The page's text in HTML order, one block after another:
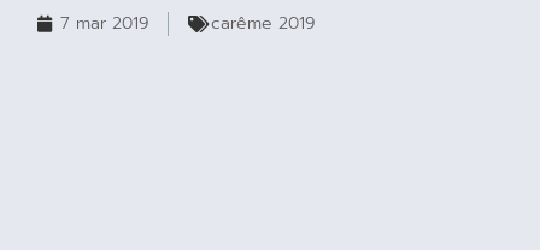
7 mar 2019 carême 2019